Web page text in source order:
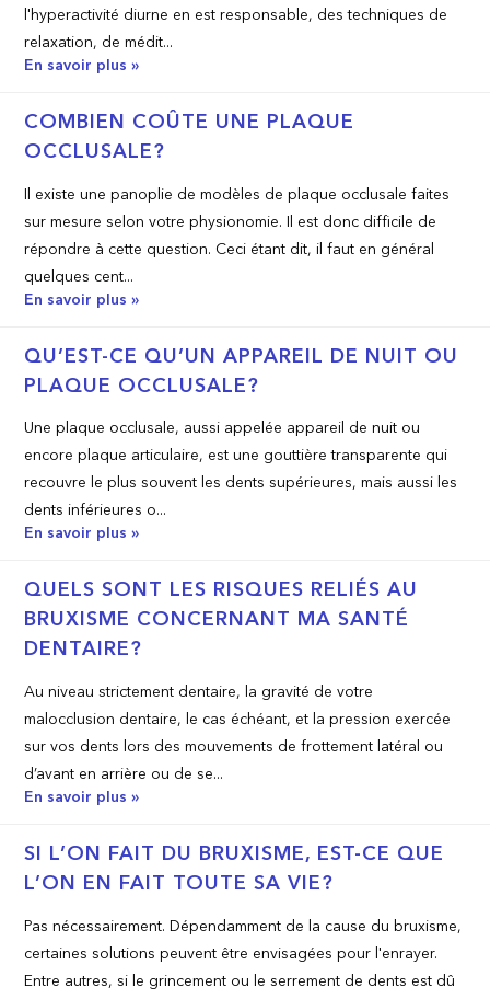
l'hyperactivité diurne en est responsable, des techniques de
relaxation, de médit...
En savoir plus »
COMBIEN COÛTE UNE PLAQUE
OCCLUSALE?
Il existe une panoplie de modèles de plaque occlusale faites
sur mesure selon votre physionomie. Il est donc difficile de
répondre à cette question. Ceci étant dit, il faut en général
quelques cent...
En savoir plus »
QU’EST­-CE QU’UN APPAREIL DE NUIT OU
PLAQUE OCCLUSALE?
Une plaque occlusale, aussi appelée appareil de nuit ou
encore plaque articulaire, est une gouttière transparente qui
recouvre le plus souvent les dents supérieures, mais aussi les
dents inférieures o...
En savoir plus »
QUELS SONT LES RISQUES RELIÉS AU
BRUXISME CONCERNANT MA SANTÉ
DENTAIRE?
Au niveau strictement dentaire, la gravité de votre
malocclusion dentaire, le cas échéant, et la pression exercée
sur vos dents lors des mouvements de frottement latéral ou
d’avant en arrière ou de se...
En savoir plus »
SI L’ON FAIT DU BRUXISME, EST­-CE QUE
L’ON EN FAIT TOUTE SA VIE?
Pas nécessairement. Dépendamment de la cause du bruxisme,
certaines solutions peuvent être envisagées pour l'enrayer.
Entre autres, si le grincement ou le serrement de dents est dû